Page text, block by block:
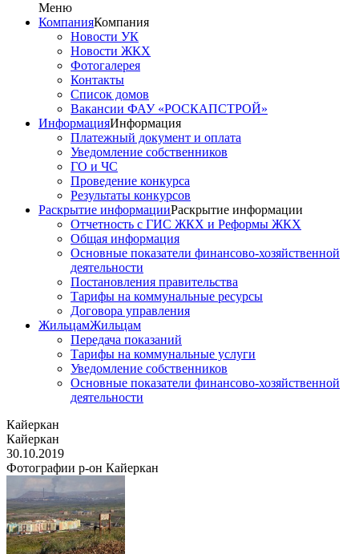
Меню
КомпанияКомпания
Новости УК
Новости ЖКХ
Фотогалерея
Контакты
Список домов
Вакансии ФАУ «РОСКАПСТРОЙ»
ИнформацияИнформация
Платежный документ и оплата
Уведомление собственников
ГО и ЧС
Проведение конкурса
Результаты конкурсов
Раскрытие информацииРаскрытие информации
Отчетность с ГИС ЖКХ и Реформы ЖКХ
Общая информация
Основные показатели финансово-хозяйственной
деятельности
Постановления правительства
Тарифы на коммунальные ресурсы
Договора управления
ЖильцамЖильцам
Передача показаний
Тарифы на коммунальные услуги
Уведомление собственников
Основные показатели финансово-хозяйственной
деятельности
Кайеркан
Кайеркан
30.10.2019
Фотографии р-он Кайеркан